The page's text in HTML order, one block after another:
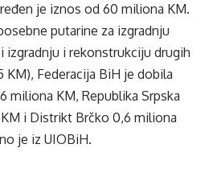
je iznos od 60 miliona KM.
putarine za izgradnju
izgradnju i rekonstrukciju drugih
KM), Federacija BiH je dobila
miliona KM, Republika Srpska
KM i Distrikt Brčko 0,6 miliona
je iz UIOBiH.